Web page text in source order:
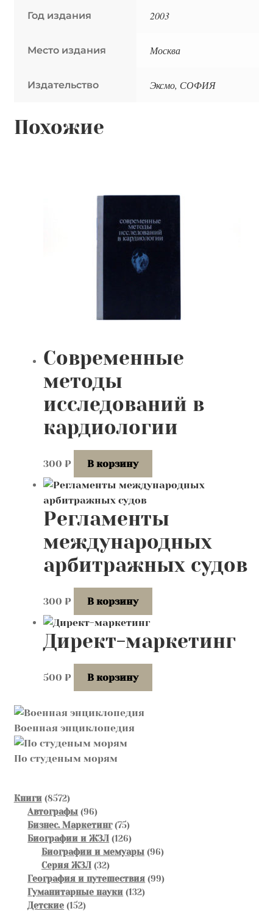
Год издания 2003
Место издания Москва
Издательство Эксмо, СОФИЯ
Похожие
Современные
методы
исследований в
кардиологии
300 ₽ В корзину
Регламенты
международных
арбитражных судов
300 ₽ В корзину
Директ-маркетинг
500 ₽ В корзину
Военная энциклопедия
По студеным морям
Книги 85728572
товара
Автографы 9696
товаров
Бизнес. Маркетинг 7575
товаров
Биографии и ЖЗЛ 126126
товаров
Биографии и мемуары 9696
Серия ЖЗЛ 3232
товара
География и путешествия 9999
Гуманитарные науки 132132
Детские 152152